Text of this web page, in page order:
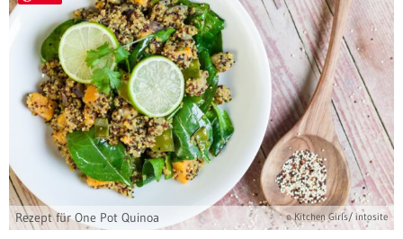
Rezept für One Pot Quinoa © Kitchen Girls/ intosite